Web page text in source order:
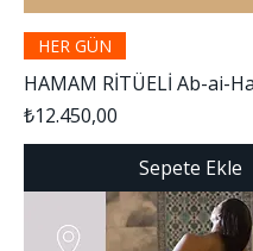
HER GÜN
HAMAM RİTÜELİ Ab-ai-
Fiyat
₺12.450,00
Sepete Ekle